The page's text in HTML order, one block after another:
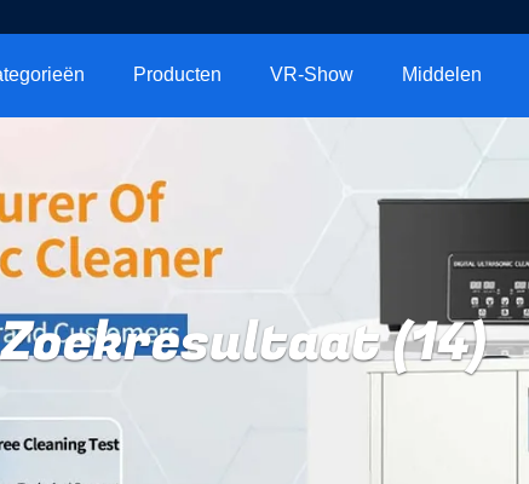
Producten VR-Show Middelen
Zoekresultaat (14)